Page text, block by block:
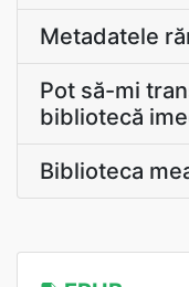
Metadatele
Pot să-mi
bibliotecă
Biblioteca